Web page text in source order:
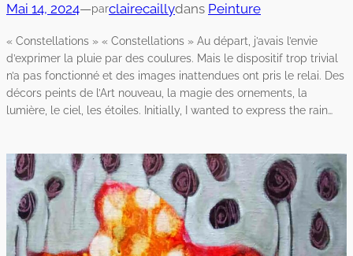
Mai 14, 2024—parclairecaillydans Peinture
« Constellations » « Constellations » Au départ, j’avais l’envie
d’exprimer la pluie par des coulures. Mais le dispositif trop trivial
n’a pas fonctionné et des images inattendues ont pris le relai. Des
décors peints de l’Art nouveau, la magie des ornements, la
lumière, le ciel, les étoiles. Initially, I wanted to express the rain…